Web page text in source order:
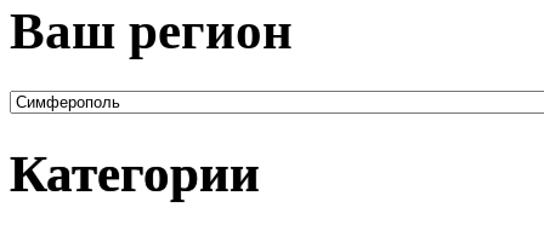
Ваш регион
Категории